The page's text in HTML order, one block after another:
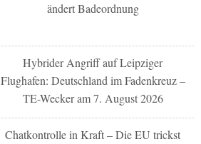
ändert Badeordnung
Hybrider Angriff auf Leipziger
Flughafen: Deutschland im Fadenkreuz –
TE-Wecker am 7. August 2026
Chatkontrolle in Kraft – Die EU trickst